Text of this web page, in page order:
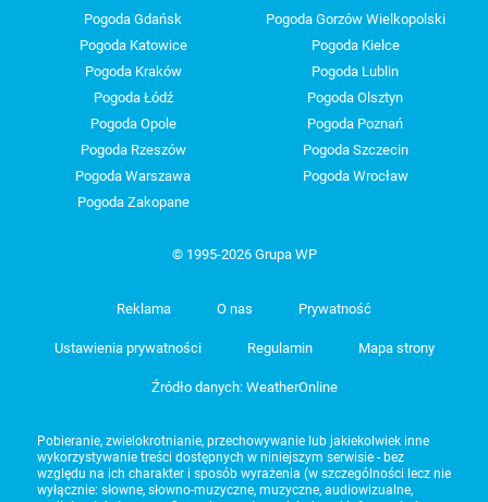
Pogoda Gdańsk
Pogoda Gorzów Wielkopolski
Pogoda Katowice
Pogoda Kielce
Pogoda Kraków
Pogoda Lublin
Pogoda Łódź
Pogoda Olsztyn
Pogoda Opole
Pogoda Poznań
Pogoda Rzeszów
Pogoda Szczecin
Pogoda Warszawa
Pogoda Wrocław
Pogoda Zakopane
© 1995-2026 Grupa WP
Reklama O nas Prywatność
Ustawienia prywatności Regulamin Mapa strony
Źródło danych: WeatherOnline
Pobieranie, zwielokrotnianie, przechowywanie lub jakiekolwiek inne
wykorzystywanie treści dostępnych w niniejszym serwisie - bez
względu na ich charakter i sposób wyrażenia (w szczególności lecz nie
wyłącznie: słowne, słowno-muzyczne, muzyczne, audiowizualne,